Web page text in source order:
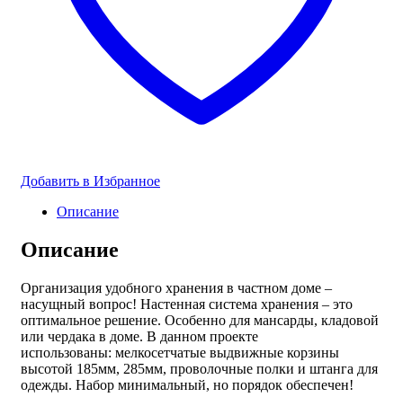
Добавить в Избранное
Описание
Описание
Организация удобного хранения в частном доме –
насущный вопрос! Настенная система хранения – это
оптимальное решение. Особенно для мансарды, кладовой
или чердака в доме. В данном проекте
использованы: мелкосетчатые выдвижные корзины
высотой 185мм, 285мм, проволочные полки и штанга для
одежды. Набор минимальный, но порядок обеспечен!